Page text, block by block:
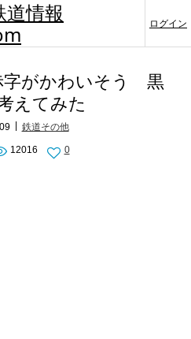
情報
ログイン
字がかわいそう 黒
えてみた
鉄道その他
12016 0